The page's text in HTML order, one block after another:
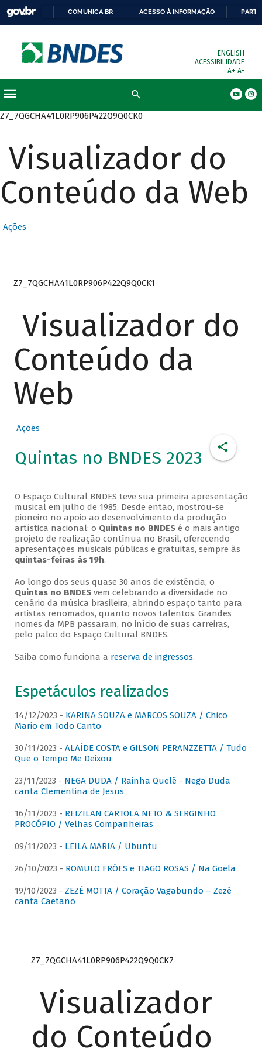
COMUNICA BR ACESSO À INFORMAÇÃO
ENGLISH
ACESSIBILIDADE
A+ A-
Z7_7QGCHA41L0RP906P422Q9Q0CK0
Visualizador do
Conteúdo da Web
Ações
Z7_7QGCHA41L0RP906P422Q9Q0CK1
Visualizador do
Conteúdo da
Web
Ações
Quintas no BNDES 2023
O Espaço Cultural BNDES teve sua primeira apresentação
musical em julho de 1985. Desde então, mostrou-se
pioneiro no apoio ao desenvolvimento da produção
artística nacional: o Quintas no BNDESé o mais antigo
projeto de realização contínua no Brasil, oferecendo
apresentações musicais públicas e gratuitas, sempre às
quintas-feiras às 19h.
Ao longo dos seus quase 30 anos de existência, o
Quintas no BNDESvem celebrando a diversidade no
cenário da música brasileira, abrindo espaço tanto para
artistas renomados, quanto novos talentos. Grandes
nomes da MPB passaram, no início de suas carreiras,
pelo palco do Espaço Cultural BNDES.
Saiba como funciona a reserva de ingressos.
Espetáculos realizados
14/12/2023 - KARINA SOUZA e MARCOS SOUZA / Chico
Mario em Todo Canto
30/11/2023 - ALAÍDE COSTA e GILSON PERANZZETTA / Tudo
Que o Tempo Me Deixou
23/11/2023 - NEGA DUDA / Rainha Quelê - Nega Duda
canta Clementina de Jesus
16/11/2023 - REIZILAN CARTOLA NETO & SERGINHO
PROCÓPIO / Velhas Companheiras
09/11/2023 - LEILA MARIA / Ubuntu
26/10/2023 - ROMULO FRÓES e TIAGO ROSAS / Na Goela
19/10/2023 - ZEZÉ MOTTA / Coração Vagabundo – Zezé
canta Caetano
Z7_7QGCHA41L0RP906P422Q9Q0CK7
Visualizador
do Conteúdo